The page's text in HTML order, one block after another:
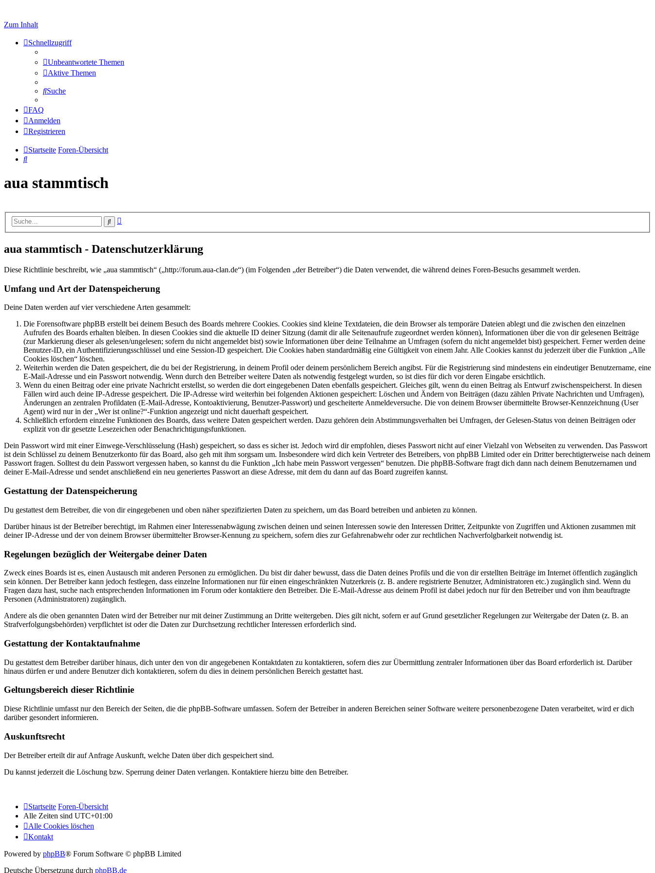
Zum Inhalt
Schnellzugriff
Unbeantwortete Themen
Aktive Themen
Suche
FAQ
Anmelden
Registrieren
Startseite Foren-Übersicht
Suche
aua stammtisch
Suche
aua stammtisch - Datenschutzerklärung
Diese Richtlinie beschreibt, wie „aua stammtisch“ („http://forum.aua-clan.de“) (im Folgenden „der Betreiber“) die Daten verwendet, die während deines Foren-Besuchs gesammelt werden.
Umfang und Art der Datenspeicherung
Deine Daten werden auf vier verschiedene Arten gesammelt:
Die Forensoftware phpBB erstellt bei deinem Besuch des Boards mehrere Cookies. Cookies sind kleine Textdateien, die dein Browser als temporäre Dateien ablegt und die zwischen den einzelnen
Aufrufen des Boards erhalten bleiben. In diesen Cookies sind die aktuelle ID deiner Sitzung (damit dir alle Seitenaufrufe zugeordnet werden können), Informationen über die von dir gelesenen Beiträge
(zur Markierung dieser als gelesen/ungelesen; sofern du nicht angemeldet bist) sowie Informationen über deine Teilnahme an Umfragen (sofern du nicht angemeldet bist) gespeichert. Ferner werden deine
Benutzer-ID, ein Authentifizierungsschlüssel und eine Session-ID gespeichert. Die Cookies haben standardmäßig eine Gültigkeit von einem Jahr. Alle Cookies kannst du jederzeit über die Funktion „Alle
Cookies löschen“ löschen.
Weiterhin werden die Daten gespeichert, die du bei der Registrierung, in deinem Profil oder deinem persönlichem Bereich angibst. Für die Registrierung sind mindestens ein eindeutiger Benutzername, eine
E-Mail-Adresse und ein Passwort notwendig. Wenn durch den Betreiber weitere Daten als notwendig festgelegt wurden, so ist dies für dich vor deren Eingabe ersichtlich.
Wenn du einen Beitrag oder eine private Nachricht erstellst, so werden die dort eingegebenen Daten ebenfalls gespeichert. Gleiches gilt, wenn du einen Beitrag als Entwurf zwischenspeicherst. In diesen
Fällen wird auch deine IP-Adresse gespeichert. Die IP-Adresse wird weiterhin bei folgenden Aktionen gespeichert: Löschen und Ändern von Beiträgen (dazu zählen Private Nachrichten und Umfragen),
Änderungen an zentralen Profildaten (E-Mail-Adresse, Kontoaktivierung, Benutzer-Passwort) und gescheiterte Anmeldeversuche. Die von deinem Browser übermittelte Browser-Kennzeichnung (User
Agent) wird nur in der „Wer ist online?“-Funktion angezeigt und nicht dauerhaft gespeichert.
Schließlich erfordern einzelne Funktionen des Boards, dass weitere Daten gespeichert werden. Dazu gehören dein Abstimmungsverhalten bei Umfragen, der Gelesen-Status von deinen Beiträgen oder
explizit von dir gesetzte Lesezeichen oder Benachrichtigungsfunktionen.
Dein Passwort wird mit einer Einwege-Verschlüsselung (Hash) gespeichert, so dass es sicher ist. Jedoch wird dir empfohlen, dieses Passwort nicht auf einer Vielzahl von Webseiten zu verwenden. Das Passwort
ist dein Schlüssel zu deinem Benutzerkonto für das Board, also geh mit ihm sorgsam um. Insbesondere wird dich kein Vertreter des Betreibers, von phpBB Limited oder ein Dritter berechtigterweise nach deinem
Passwort fragen. Solltest du dein Passwort vergessen haben, so kannst du die Funktion „Ich habe mein Passwort vergessen“ benutzen. Die phpBB-Software fragt dich dann nach deinem Benutzernamen und
deiner E-Mail-Adresse und sendet anschließend ein neu generiertes Passwort an diese Adresse, mit dem du dann auf das Board zugreifen kannst.
Gestattung der Datenspeicherung
Du gestattest dem Betreiber, die von dir eingegebenen und oben näher spezifizierten Daten zu speichern, um das Board betreiben und anbieten zu können.
Darüber hinaus ist der Betreiber berechtigt, im Rahmen einer Interessenabwägung zwischen deinen und seinen Interessen sowie den Interessen Dritter, Zeitpunkte von Zugriffen und Aktionen zusammen mit
deiner IP-Adresse und der von deinem Browser übermittelter Browser-Kennung zu speichern, sofern dies zur Gefahrenabwehr oder zur rechtlichen Nachverfolgbarkeit notwendig ist.
Regelungen bezüglich der Weitergabe deiner Daten
Zweck eines Boards ist es, einen Austausch mit anderen Personen zu ermöglichen. Du bist dir daher bewusst, dass die Daten deines Profils und die von dir erstellten Beiträge im Internet öffentlich zugänglich
sein können. Der Betreiber kann jedoch festlegen, dass einzelne Informationen nur für einen eingeschränkten Nutzerkreis (z. B. andere registrierte Benutzer, Administratoren etc.) zugänglich sind. Wenn du
Fragen dazu hast, suche nach entsprechenden Informationen im Forum oder kontaktiere den Betreiber. Die E-Mail-Adresse aus deinem Profil ist dabei jedoch nur für den Betreiber und von ihm beauftragte
Personen (Administratoren) zugänglich.
Andere als die oben genannten Daten wird der Betreiber nur mit deiner Zustimmung an Dritte weitergeben. Dies gilt nicht, sofern er auf Grund gesetzlicher Regelungen zur Weitergabe der Daten (z. B. an
Strafverfolgungsbehörden) verpflichtet ist oder die Daten zur Durchsetzung rechtlicher Interessen erforderlich sind.
Gestattung der Kontaktaufnahme
Du gestattest dem Betreiber darüber hinaus, dich unter den von dir angegebenen Kontaktdaten zu kontaktieren, sofern dies zur Übermittlung zentraler Informationen über das Board erforderlich ist. Darüber
hinaus dürfen er und andere Benutzer dich kontaktieren, sofern du dies in deinem persönlichen Bereich gestattet hast.
Geltungsbereich dieser Richtlinie
Diese Richtlinie umfasst nur den Bereich der Seiten, die die phpBB-Software umfassen. Sofern der Betreiber in anderen Bereichen seiner Software weitere personenbezogene Daten verarbeitet, wird er dich
darüber gesondert informieren.
Auskunftsrecht
Der Betreiber erteilt dir auf Anfrage Auskunft, welche Daten über dich gespeichert sind.
Du kannst jederzeit die Löschung bzw. Sperrung deiner Daten verlangen. Kontaktiere hierzu bitte den Betreiber.
Startseite Foren-Übersicht
Alle Zeiten sind UTC+01:00
Alle Cookies löschen
Kontakt
Powered by phpBB® Forum Software © phpBB Limited
Deutsche Übersetzung durch phpBB.de